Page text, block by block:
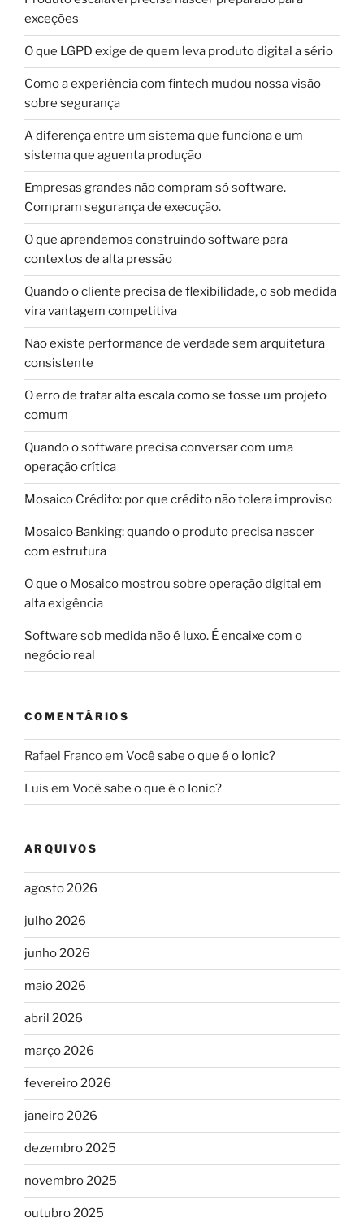
exceções
O que LGPD exige de quem leva produto digital a sério
Como a experiência com fintech mudou nossa visão
sobre segurança
A diferença entre um sistema que funciona e um
sistema que aguenta produção
Empresas grandes não compram só software.
Compram segurança de execução.
O que aprendemos construindo software para
contextos de alta pressão
Quando o cliente precisa de flexibilidade, o sob medida
vira vantagem competitiva
Não existe performance de verdade sem arquitetura
consistente
O erro de tratar alta escala como se fosse um projeto
comum
Quando o software precisa conversar com uma
operação crítica
Mosaico Crédito: por que crédito não tolera improviso
Mosaico Banking: quando o produto precisa nascer
com estrutura
O que o Mosaico mostrou sobre operação digital em
alta exigência
Software sob medida não é luxo. É encaixe com o
negócio real
COMENTÁRIOS
Rafael Francoem Você sabe o que é o Ionic?
Luis em Você sabe o que é o Ionic?
ARQUIVOS
agosto 2026
julho 2026
junho 2026
maio 2026
abril 2026
março 2026
fevereiro 2026
janeiro 2026
dezembro 2025
novembro 2025
outubro 2025